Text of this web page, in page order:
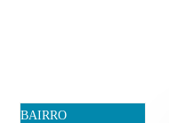
BAIRRO